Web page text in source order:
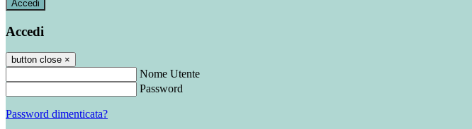
Accedi
Accedi
button close ×
Nome Utente
Password
Password dimenticata?